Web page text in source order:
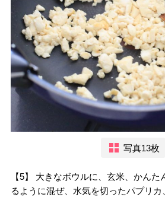
写真13枚
【5】 大きなボウルに、玄米、かん
るように混ぜ、水気を切ったパプリ